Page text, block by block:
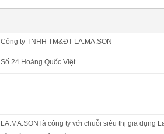
Công ty TNHH TM&ĐT LA.MA.SON
Số 24 Hoàng Quốc Việt
LA.MA.SON là công ty với chuỗi siêu thị gia dụng